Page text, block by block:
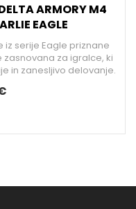
ARMORY M4
EAGLE
iz serije Eagle priznane
za igralce, ki
in zanesljivo delovanje.